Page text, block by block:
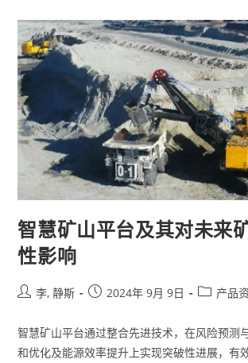
智慧矿山平台及其对未来
性影响
李, 静斯 2024年 9月 9日 产品
智慧矿山平台通过整合先进技术，在风险预测
和优化及能源效率提升上实现突破性进展，有